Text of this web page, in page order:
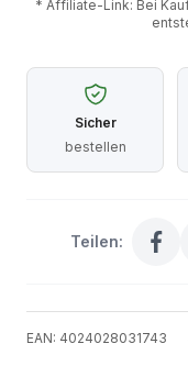
* Affiliate-Link: Bei
Sicher
bestellen
Teilen:
EAN: 4024028031743